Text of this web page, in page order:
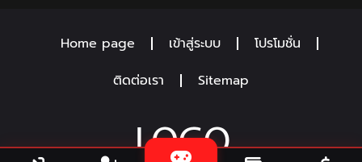
Home page เข้าสู่ระบบ
โปรโมชั่น
ติดต่อเรา
Sitemap